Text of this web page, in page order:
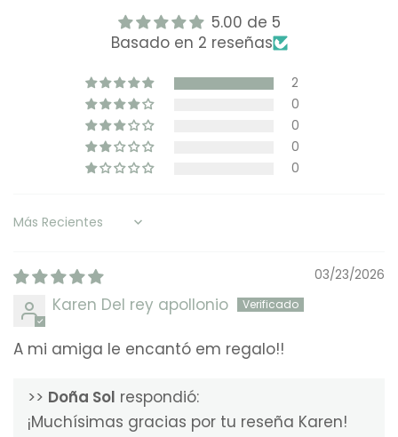
5.00 de 5
Basado en 2 reseñas
2
0
0
0
0
Sort by
03/23/2026
Karen Del rey apollonio
A mi amiga le encantó em regalo!!
>> Doña Sol respondió:
¡Muchísimas gracias por tu reseña Karen!